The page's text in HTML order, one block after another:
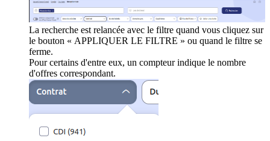
La recherche est relancée avec le filtre quand vous cliquez sur
le bouton « APPLIQUER LE FILTRE » ou quand le filtre se
ferme.
Pour certains d'entre eux, un compteur indique le nombre
d'offres correspondant.